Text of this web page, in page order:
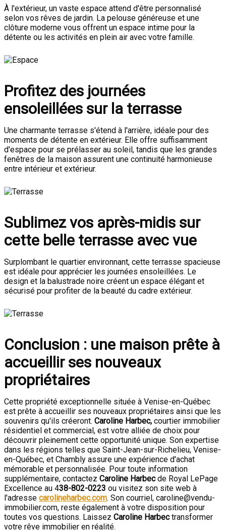
À l'extérieur, un vaste espace attend d'être personnalisé
selon vos rêves de jardin. La pelouse généreuse et une
clôture moderne vous offrent un espace intime pour la
détente ou les activités en plein air avec votre famille.
Profitez des journées
ensoleillées sur la terrasse
Une charmante terrasse s'étend à l'arrière, idéale pour des
moments de détente en extérieur. Elle offre suffisamment
d'espace pour se prélasser au soleil, tandis que les grandes
fenêtres de la maison assurent une continuité harmonieuse
entre intérieur et extérieur.
Sublimez vos après-midis sur
cette belle terrasse avec vue
Surplombant le quartier environnant, cette terrasse spacieuse
est idéale pour apprécier les journées ensoleillées. Le
design et la balustrade noire créent un espace élégant et
sécurisé pour profiter de la beauté du cadre extérieur.
Conclusion : une maison prête à
accueillir ses nouveaux
propriétaires
Cette propriété exceptionnelle située à Venise-en-Québec
est prête à accueillir ses nouveaux propriétaires ainsi que les
souvenirs qu'ils créeront. Caroline Harbec, courtier immobilier
résidentiel et commercial, est votre alliée de choix pour
découvrir pleinement cette opportunité unique. Son expertise
dans les régions telles que Saint-Jean-sur-Richelieu, Venise-
en-Québec, et Chambly assure une expérience d'achat
mémorable et personnalisée. Pour toute information
supplémentaire, contactez Caroline Harbecde Royal LePage
Excellence au 438-802-0223 ou visitez son site web à
l'adresse carolineharbec.com. Son courriel, caroline@vendu-
immobilier.com, reste également à votre disposition pour
toutes vos questions. Laissez Caroline Harbectransformer
votre rêve immobilier en réalité.